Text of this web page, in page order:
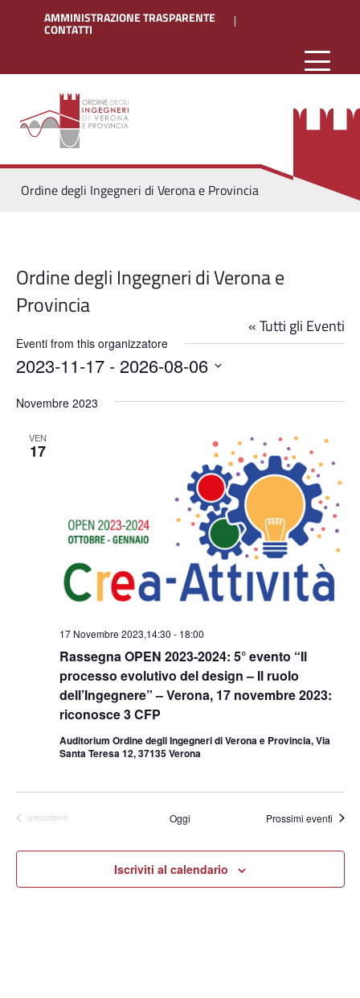
AMMINISTRAZIONE TRASPARENTE
CONTATTI
Ordine degli Ingegneri di Verona e Provincia
Ordine degli Ingegneri di Verona e
Provincia
« Tutti gli Eventi
Eventi from this organizzatore
2023-11-17 - 2026-08-06
la
Novembre 2023
VEN
17
Rassegna OPEN 2023-2024: 5° evento “Il
processo evolutivo del design – Il ruolo
dell’Ingegnere” – Verona, 17 novembre 2023:
riconosce 3 CFP
17 Novembre 2023,14:30 - 18:00
Auditorium Ordine degli Ingegneri di Verona e Provincia, Via
Santa Teresa 12, 37135 Verona
Eventi
precedenti Oggi Prossimi eventi
Iscriviti al calendario